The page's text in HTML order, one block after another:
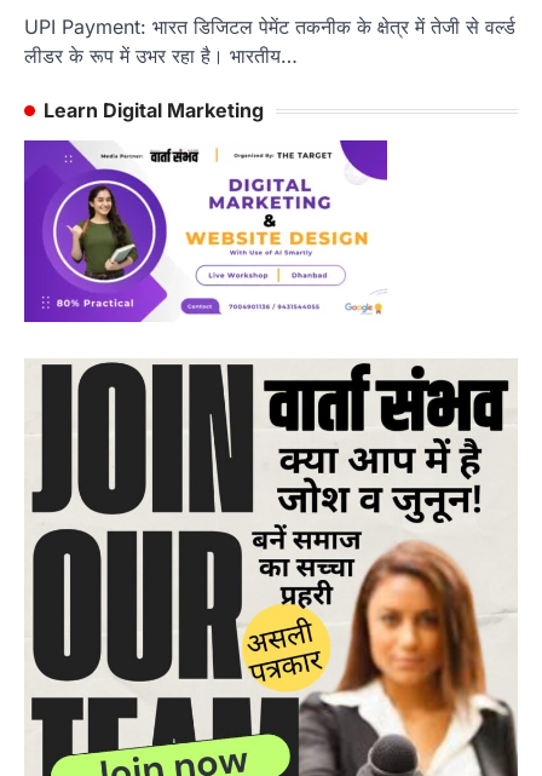
UPI Payment: भारत डिजिटल पेमेंट तकनीक के क्षेत्र में तेजी से वर्ल्ड
लीडर के रूप में उभर रहा है। भारतीय…
Learn Digital Marketing